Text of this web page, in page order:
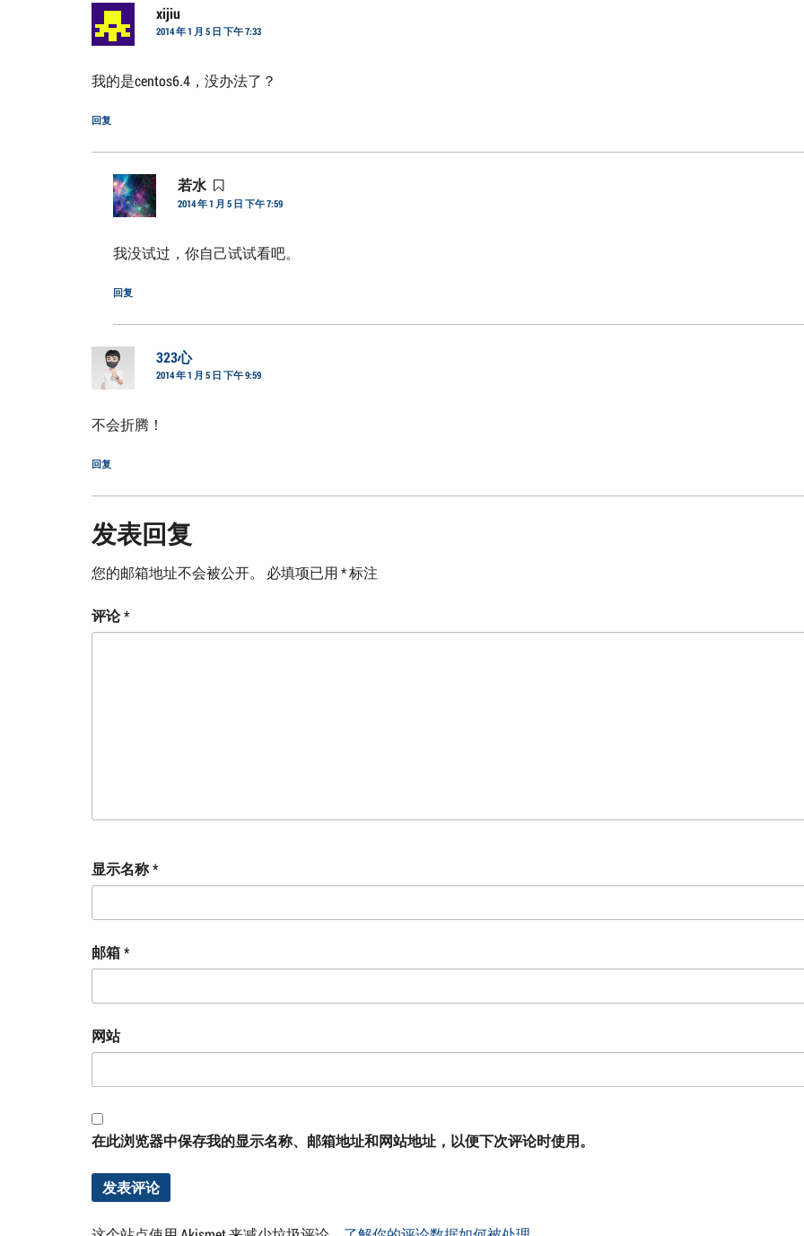
xijiu
道：
2014 年 1 月 5 日 下午 7:33
我的是centos6.4，没办法了？
回复
若水
说
道：
2014 年 1 月 5 日 下午 7:59
我没试过，你自己试试看吧。
回复
323心说
道：
2014 年 1 月 5 日 下午 9:59
不会折腾！
回复
发表回复
您的邮箱地址不会被公开。 必填项已用*标注
评论*
显示名称*
邮箱*
网站
在此浏览器中保存我的显示名称、邮箱地址和网站地址，以便下次评论时使用。